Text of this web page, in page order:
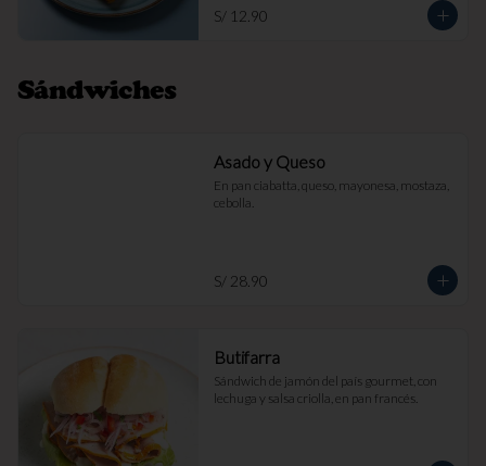
S/ 12.90
Sándwiches
Asado y Queso
En pan ciabatta, queso, mayonesa, mostaza,
cebolla.
S/ 28.90
Butifarra
Sándwich de jamón del país gourmet, con
lechuga y salsa criolla, en pan francés.